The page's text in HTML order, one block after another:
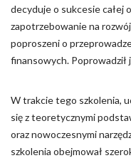
decyduje o sukcesie całej
zapotrzebowanie na
poproszeni o
finansowych. Poprowadził
W trakcie tego szkolenia,
się z teoretycznymi
oraz nowoczesnymi
szkolenia obejmował
zachowują się na stronie,
informacje.
Marketing
użytkowników na
wyświetlanie reklam,
poszczególnych
wydawców i